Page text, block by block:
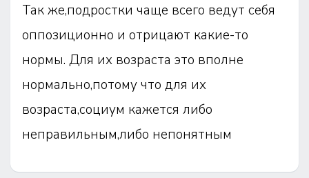
Так же,подростки чаще всего ведут себя
оппозиционно и отрицают какие-то
нормы. Для их возраста это вполне
нормально,потому что для их
возраста,социум кажется либо
неправильным,либо непонятным